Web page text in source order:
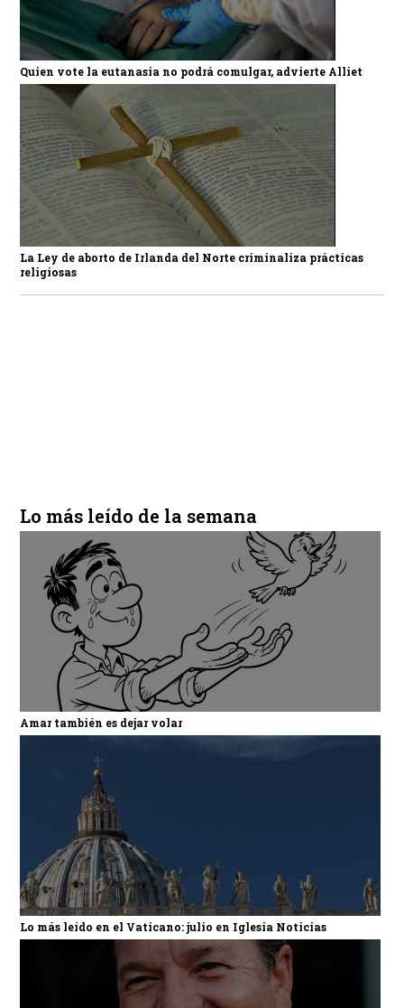
Quien vote la eutanasia no podrá comulgar, advierte Alliet
La Ley de aborto de Irlanda del Norte criminaliza prácticas
religiosas
Lo más leído de la semana
Amar también es dejar volar
Lo más leído en el Vaticano: julio en Iglesia Noticias